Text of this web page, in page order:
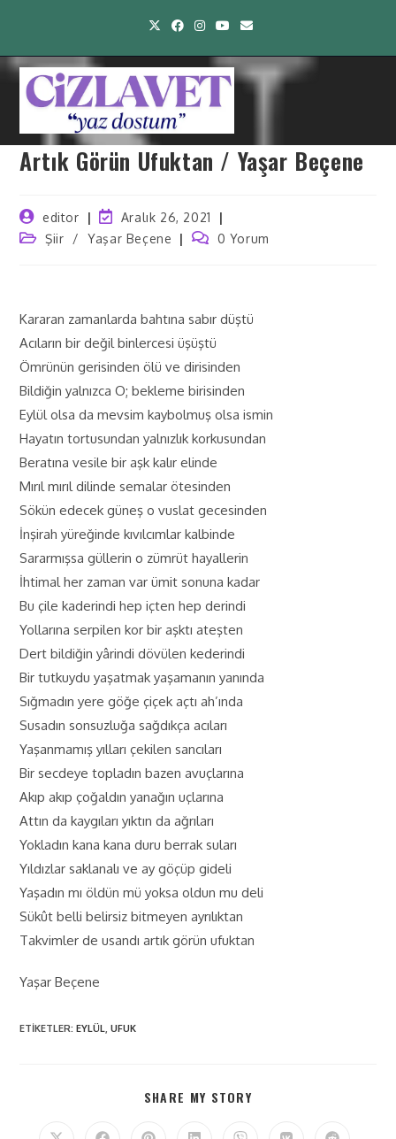
Artık Görün Ufuktan / Yaşar Beçene
editor
Aralık 26, 2021
Şiir
/ Yaşar Beçene 0 Yorum
Kararan zamanlarda bahtına sabır düştü
Acıların bir değil binlercesi üşüştü
Ömrünün gerisinden ölü ve dirisinden
Bildiğin yalnızca O; bekleme birisinden
Eylül olsa da mevsim kaybolmuş olsa ismin
Hayatın tortusundan yalnızlık korkusundan
Beratına vesile bir aşk kalır elinde
Mırıl mırıl dilinde semalar ötesinden
Sökün edecek güneş o vuslat gecesinden
İnşirah yüreğinde kıvılcımlar kalbinde
Sararmışsa güllerin o zümrüt hayallerin
İhtimal her zaman var ümit sonuna kadar
Bu çile kaderindi hep içten hep derindi
Yollarına serpilen kor bir aşktı ateşten
Dert bildiğin yârindi dövülen kederindi
Bir tutkuydu yaşatmak yaşamanın yanında
Sığmadın yere göğe çiçek açtı ah’ında
Susadın sonsuzluğa sağdıkça acıları
Yaşanmamış yılları çekilen sancıları
Bir secdeye topladın bazen avuçlarına
Akıp akıp çoğaldın yanağın uçlarına
Attın da kaygıları yıktın da ağrıları
Yokladın kana kana duru berrak suları
Yıldızlar saklanalı ve ay göçüp gideli
Yaşadın mı öldün mü yoksa oldun mu deli
Sükût belli belirsiz bitmeyen ayrılıktan
Takvimler de usandı artık görün ufuktan
Yaşar Beçene
ETIKETLER:EYLÜL, UFUK
SHARE MY STORY